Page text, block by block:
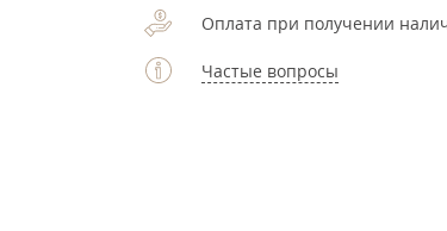
Оплата при получении
Частые вопросы